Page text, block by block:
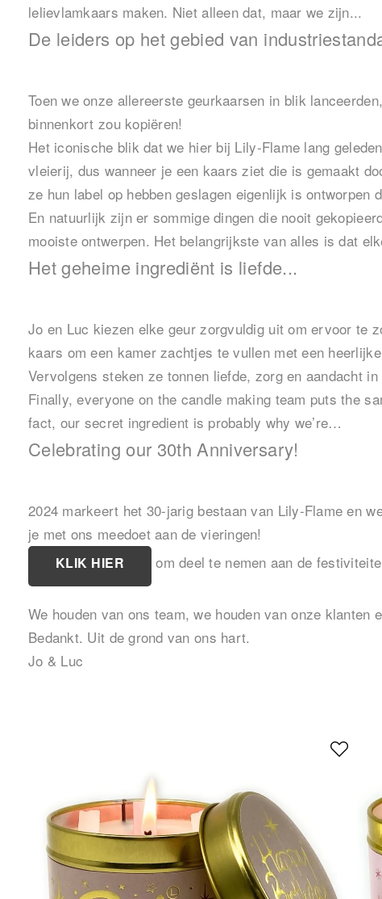
lelievlamkaars maken. Niet alleen dat, maar we zijn...
De leiders op het gebied van
Toen we onze allereerste geurkaarsen in blik
binnenkort zou kopiëren!
Het iconische blik dat we hier bij Lily-Flame lang
vleierij, dus wanneer je een kaars ziet die is gemaakt
ze hun label op hebben geslagen eigenlijk is ontworpen
En natuurlijk zijn er sommige dingen die nooit
mooiste ontwerpen. Het belangrijkste van alles is dat
Het geheime ingrediënt is liefde...
Jo en Luc kiezen elke geur zorgvuldig uit om ervoor te
kaars om een kamer zachtjes te vullen met een
Vervolgens steken ze tonnen liefde, zorg en aandacht
Finally, everyone on the candle making team puts the
fact, our secret ingredient is probably why we’re…
Celebrating our 30th Anniversary!
2024 markeert het 30-jarig bestaan van Lily-Flame en
je met ons meedoet aan de vieringen!
KLIK HIER om deel te nemen aan de
We houden van ons team, we houden van onze
Bedankt. Uit de grond van ons hart.
Jo & Luc